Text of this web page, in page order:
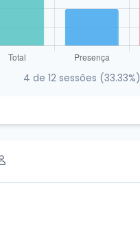
4 de 12 sessões (33.33%)